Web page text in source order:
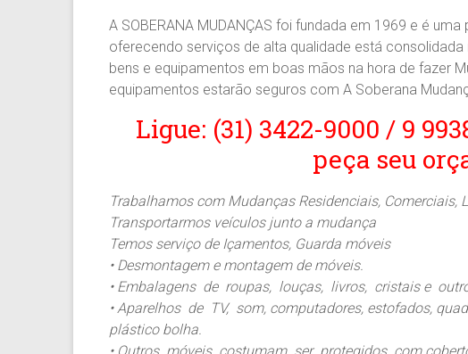
com
A
Soberana
Içamentos.
A SOBERANA MUDANÇAS foi fundada em 1969 e é
oferecendo serviços de alta qualidade está
bens e equipamentos em boas mãos na hora de fazer
equipamentos estarão seguros com A Soberana
Ligue: (31) 3422-9000 / 9
peça seu
Trabalhamos com Mudanças Residenciais, Comerciais,
Transportarmos veículos junto a mudança
Temos serviço de Içamentos, Guarda móveis
• Desmontagem e montagem de móveis.
• Embalagens de roupas, louças, livros, cristais e
• Aparelhos de TV, som, computadores, estofados,
plástico bolha.